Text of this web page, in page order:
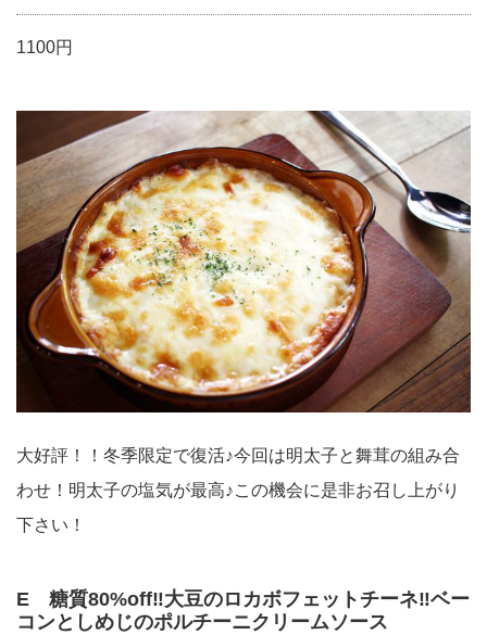
1100円
大好評！！冬季限定で復活♪今回は明太子と舞茸の組み合
わせ！明太子の塩気が最高♪この機会に是非お召し上がり
下さい！
E 糖質80%off‼︎大豆のロカボフェットチーネ‼︎ベー
コンとしめじのポルチーニクリームソース